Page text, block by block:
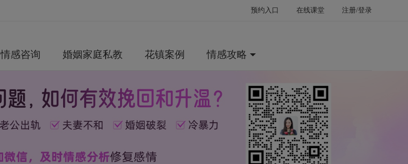
预约入口 在线课堂 注册/登录
情感咨询 婚姻家庭私教 花镇案例 情感攻略